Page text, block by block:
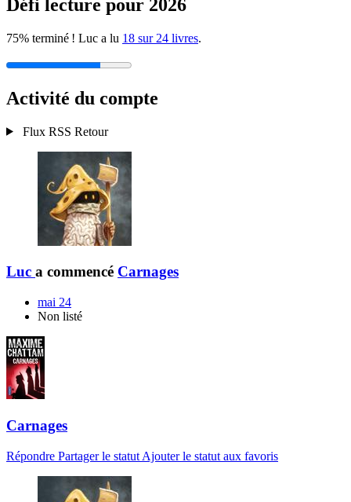
Défi lecture pour 2026
75% terminé ! Luc a lu 18 sur 24 livres.
Activité du compte
Flux RSS Retour
Luc a commencé Carnages
mai 24
Non listé
Carnages
Répondre Partager le statut Ajouter le statut aux favoris